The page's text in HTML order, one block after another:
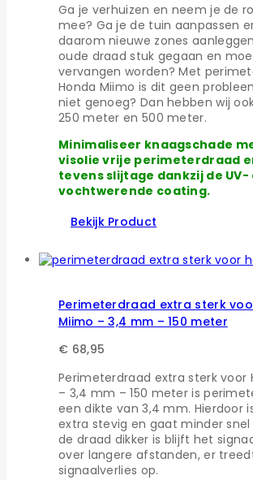
Ga je verhuizen en neem je de
mee? Ga je de tuin aanpassen
daarom nieuwe zones
oude draad stuk gegaan en
vervangen worden? Met
Honda Miimo is dit geen
niet genoeg? Dan hebben wij
250 meter en 500 meter.
Minimaliseer knaagschade
visolie vrije perimeterdraad
tevens slijtage dankzij de UV-
vochtwerende coating.
Bekijk Product
Perimeterdraad extra sterk
Miimo – 3,4 mm – 150 meter
€ 68,95
Perimeterdraad extra sterk voor
– 3,4 mm – 150 meter is
een dikte van 3,4 mm. Hierdoor
extra stevig en gaat minder
de draad dikker is blijft het
over langere afstanden, er
signaalverlies op.